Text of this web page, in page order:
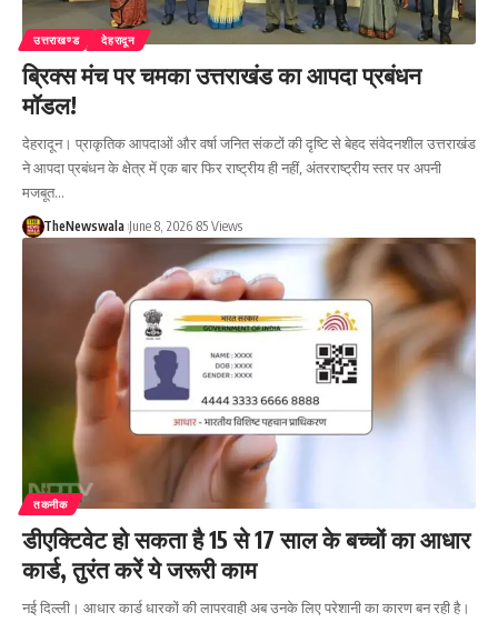
उत्तराखण्ड देहरादून
ब्रिक्स मंच पर चमका उत्तराखंड का आपदा प्रबंधन
मॉडल!
देहरादून। प्राकृतिक आपदाओं और वर्षा जनित संकटों की दृष्टि से बेहद संवेदनशील उत्तराखंड
ने आपदा प्रबंधन के क्षेत्र में एक बार फिर राष्ट्रीय ही नहीं, अंतरराष्ट्रीय स्तर पर अपनी
मजबूत…
TheNewswala June 8, 2026 85 Views
तकनीक
डीएक्टिवेट हो सकता है 15 से 17 साल के बच्चों का आधार
कार्ड, तुरंत करें ये जरूरी काम
नई दिल्ली। आधार कार्ड धारकों की लापरवाही अब उनके लिए परेशानी का कारण बन रही है।